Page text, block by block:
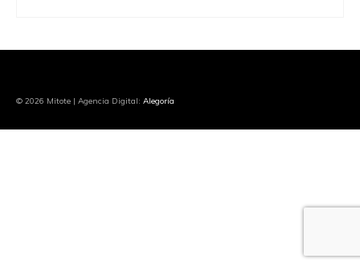
© 2026 Mitote | Agencia Digital: Alegoría